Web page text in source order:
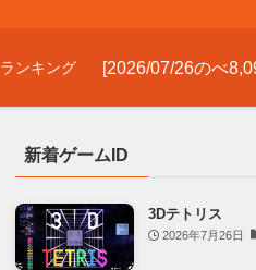
ランキング [2026/07/26のべ
新着ゲームID
3Dテトリス
2026年7月26日